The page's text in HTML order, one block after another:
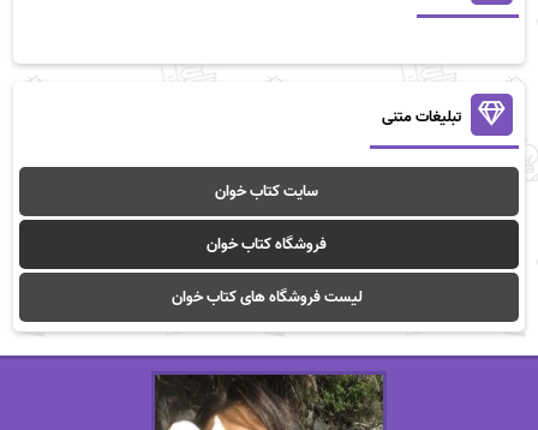
تبلیغات متنی
سایت کتاب خوان
فروشگاه کتاب خوان
لیست فروشگاه های کتاب خوان